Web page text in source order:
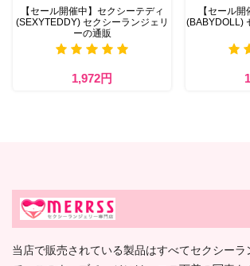
【セール開催中】セクシーテディ
(SEXYTEDDY) セクシーランジェリ
ーの通販
1,972円
【セール
(BABYDOLL)
当店で販売されている製品はすべてセクシーラ